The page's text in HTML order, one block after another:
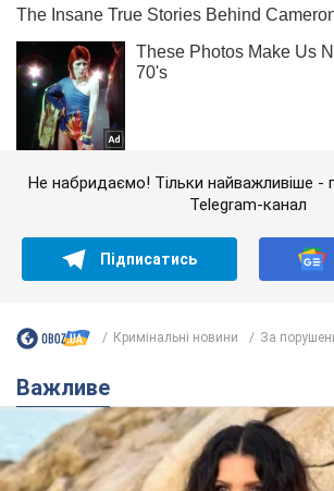
Не набридаємо! Тільки найважливіше -
Telegram-канал
Підписатись
Кримінальні новини За
Важливе